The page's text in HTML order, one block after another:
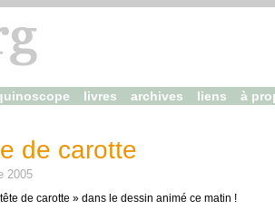
livres archives liens à
de carotte
2005
de carotte » dans le dessin animé ce matin !